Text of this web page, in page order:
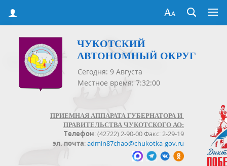
ЧУКОТСКИЙ
АВТОНОМНЫЙ ОКРУГ
Сегодня: 9 Августа
Местное время: 7:32:01
ПРИЕМНАЯ АППАРАТА ГУБЕРНАТОРА И
ПРАВИТЕЛЬСТВА ЧУКОТСКОГО АО:
Телефон: (42722) 2-90-00 Факс: 2-29-19
эл. почта:admin87chao@chukotka-gov.ru